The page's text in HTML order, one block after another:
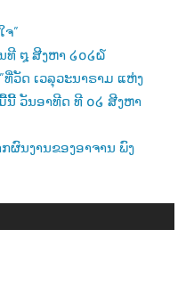
”
ທີ ໘ ສີງຫາ ໒໐໒໖
ທີ່ວັດ ເວລຸວະນາຣາມ ແຫ່ງ
ນີ້ ວັນອາທີດ ທີ ໐໒ ສີງຫາ
ຜົນງານຂອງອາຈານ ພົງ